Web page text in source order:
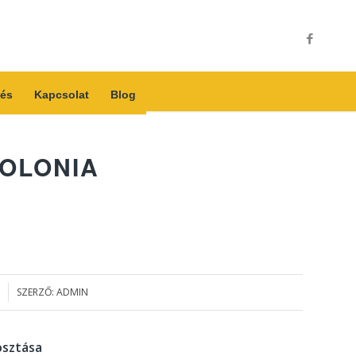
Kapcsolat Blog
SZERZŐ: ADMIN